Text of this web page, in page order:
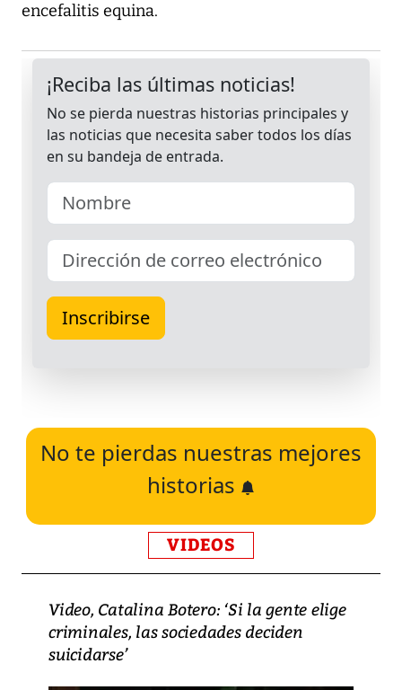
encefalitis equina.
No te pierdas nuestras mejores
historias
VIDEOS
Video, Catalina Botero: ‘Si la gente elige
criminales, las sociedades deciden
suicidarse’